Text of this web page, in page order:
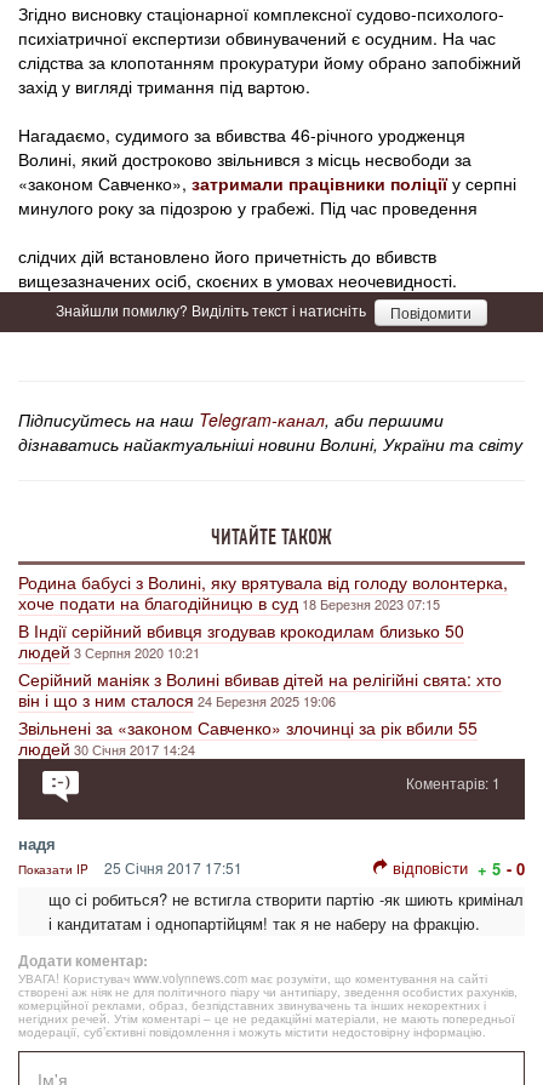
Згідно висновку стаціонарної комплексної судово-психолого-
психіатричної експертизи обвинувачений є осудним. На час
слідства за клопотанням прокуратури йому обрано запобіжний
захід у вигляді тримання під вартою.
Нагадаємо, судимого за вбивства 46-річного уродженця
Волині, який достроково звільнився з місць несвободи за
«законом Савченко», затримали працівники поліції у серпні
минулого року за підозрою у грабежі. Під час проведення
слідчих дій встановлено його причетність до вбивств
вищезазначених осіб, скоєних в умовах неочевидності.
Знайшли помилку? Виділіть текст і натисніть Повідомити
Підписуйтесь на наш Telegram-канал, аби першими
дізнаватись найактуальніші новини Волині, України та світу
ЧИТАЙТЕ ТАКОЖ
Родина бабусі з Волині, яку врятувала від голоду волонтерка,
хоче подати на благодійницю в суд 18 Березня 2023 07:15
В Індії серійний вбивця згодував крокодилам близько 50
людей3 Серпня 2020 10:21
Серійний маніяк з Волині вбивав дітей на релігійні свята: хто
він і що з ним сталося24 Березня 2025 19:06
Звільнені за «законом Савченко» злочинці за рік вбили 55
людей30 Січня 2017 14:24
Коментарів: 1
надя
Показати IP 25 Січня 2017 17:51 відповісти + 5 - 0
що сі робиться? не встигла створити партію -як шиють кримінал
і кандитатам і однопартійцям! так я не наберу на фракцію.
Додати коментар:
УВАГА! Користувач www.volynnews.com має розуміти, що коментування на сайті
створені аж ніяк не для політичного піару чи антипіару, зведення особистих рахунків,
комерційної реклами, образ, безпідставних звинувачень та інших некоректних і
негідних речей. Утім коментарі – це не редакційні матеріали, не мають попередньої
модерації, суб’єктивні повідомлення і можуть містити недостовірну інформацію.